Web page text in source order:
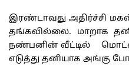
இரண்டாவது அதிர்ச்சி
தங்கவில்லை. மாறாக
நண்பனின் வீட்டில்
எடுத்து தனியாக அங்கு